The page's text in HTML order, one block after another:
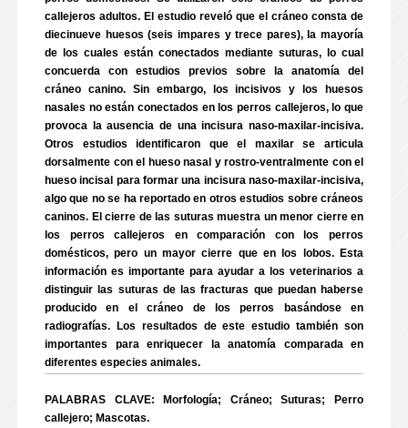
callejeros adultos. El estudio reveló que el cráneo consta de
diecinueve huesos (seis impares y trece pares), la mayoría
de los cuales están conectados mediante suturas, lo cual
concuerda con estudios previos sobre la anatomía del
cráneo canino. Sin embargo, los incisivos y los huesos
nasales no están conectados en los perros callejeros, lo que
provoca la ausencia de una incisura naso-maxilar-incisiva.
Otros estudios identificaron que el maxilar se articula
dorsalmente con el hueso nasal y rostro-ventralmente con el
hueso incisal para formar una incisura naso-maxilar-incisiva,
algo que no se ha reportado en otros estudios sobre cráneos
caninos. El cierre de las suturas muestra un menor cierre en
los perros callejeros en comparación con los perros
domésticos, pero un mayor cierre que en los lobos. Esta
información es importante para ayudar a los veterinarios a
distinguir las suturas de las fracturas que puedan haberse
producido en el cráneo de los perros basándose en
radiografías. Los resultados de este estudio también son
importantes para enriquecer la anatomía comparada en
diferentes especies animales.
PALABRAS CLAVE: Morfología; Cráneo; Suturas; Perro
callejero; Mascotas.